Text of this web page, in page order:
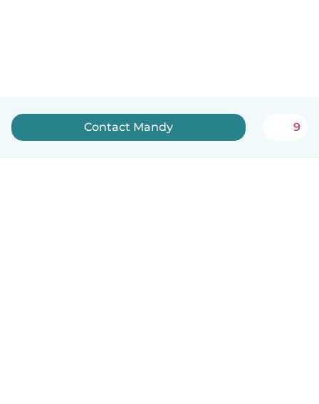
Contact Mandy 9